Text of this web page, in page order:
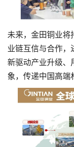
未来，金田铜业
业链互信与合作
新驱动产业升级、
象，传递中国高端